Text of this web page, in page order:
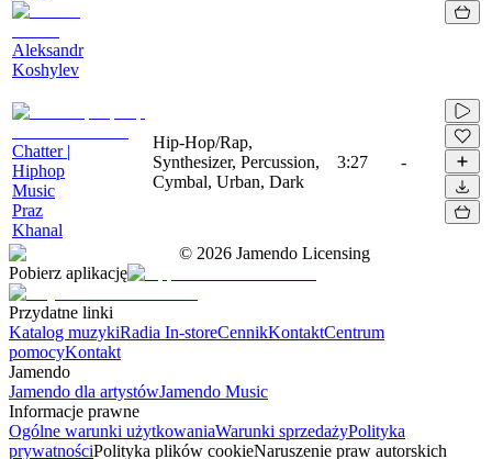
Aleksandr
Koshylev
Chatter |
Hiphop
Music
Praz
Khanal
Hip-Hop/Rap,
Synthesizer, Percussion,
Cymbal, Urban, Dark
3:27 -
© 2026 Jamendo Licensing
Pobierz aplikację
Przydatne linki
Katalog muzykiRadia In-storeCennikKontaktCentrum
pomocyKontakt
Jamendo
Jamendo dla artystówJamendo Music
Informacje prawne
Ogólne warunki użytkowaniaWarunki sprzedażyPolityka
prywatnościPolityka plików cookieNaruszenie praw autorskich